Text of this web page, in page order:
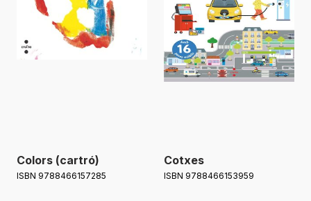
Colors (cartró)
ISBN 9788466157285
Cotxes
ISBN 9788466153959